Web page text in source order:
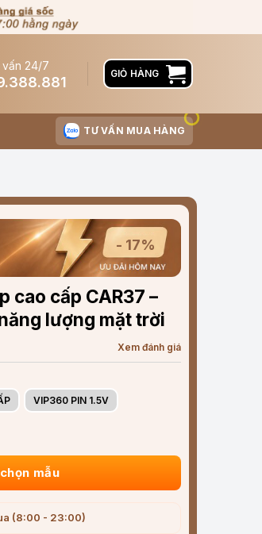
24/7
GIỎ HÀNG
TƯ VẤN MUA HÀNG
- 17%
cao cấp CAR37 –
lượng mặt trời
Xem đánh giá
VIP360 PIN 1.5V
- Màn hình LCD - Pin năng lượng mặt
mẫu
(8:00 - 23:00)